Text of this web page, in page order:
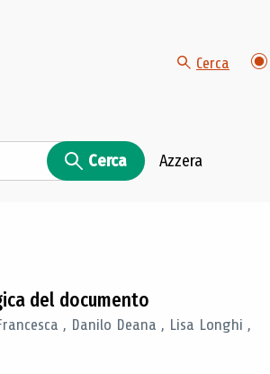
Cerca
Cerca Azzera
del documento
, Danilo Deana , Lisa Longhi ,